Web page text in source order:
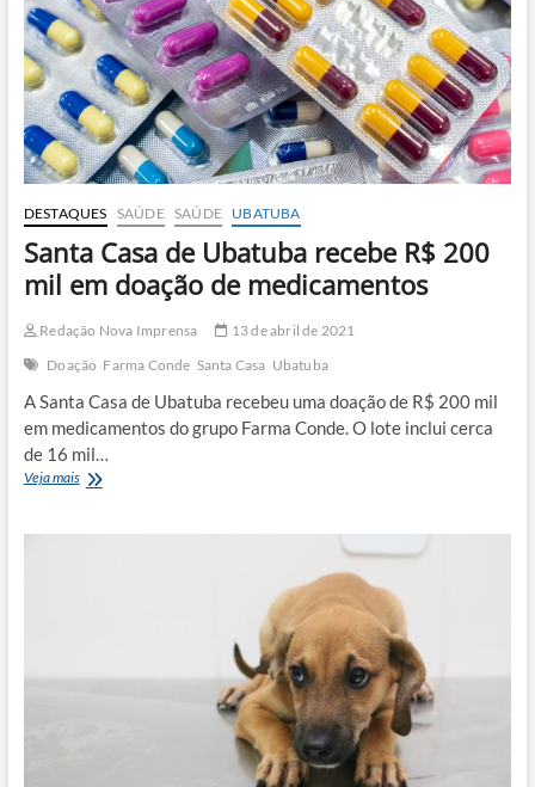
DESTAQUES SAÚDE SAÚDE UBATUBA
Santa Casa de Ubatuba recebe R$ 200
mil em doação de medicamentos
Redação Nova Imprensa
13 de abril de 2021
Doação Farma Conde Santa Casa Ubatuba
A Santa Casa de Ubatuba recebeu uma doação de R$ 200 mil
em medicamentos do grupo Farma Conde. O lote inclui cerca
de 16 mil…
Veja maisSanta
Ubatuba